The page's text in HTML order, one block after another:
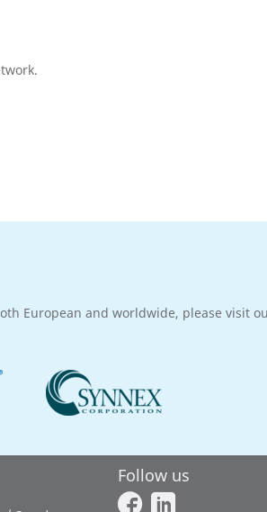
European and worldwide, please visit
Follow us